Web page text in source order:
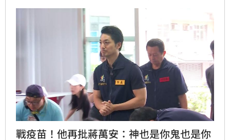
戰疫苗！他再批蔣萬安：神也是你鬼也是你